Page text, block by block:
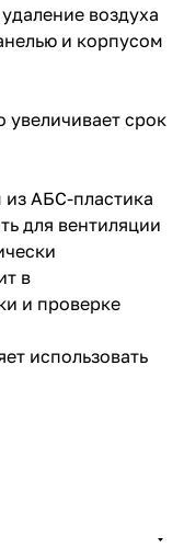
воздуха
и корпусом
срок
АБС-пластика
для вентиляции
в
и проверке
использовать